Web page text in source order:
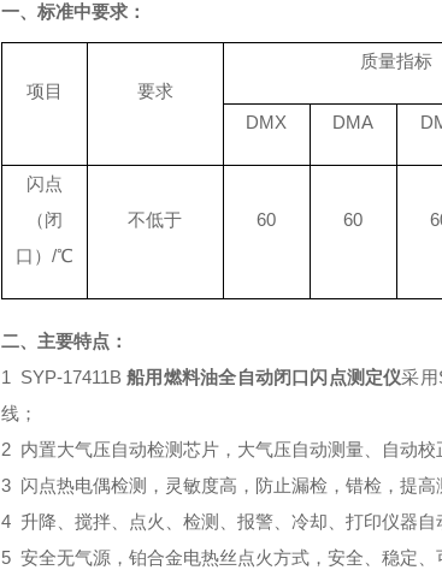
一、 标准中要求：
项目 要求
质量指标
DMX
DMA
闪点
（闭
口）/℃
不低于 60 60
二、 主要特点：
1 SYP-17411B船用燃料油全自动闭口闪点测定仪采用
线；
2 内置大气压自动检测芯片，大气压自动测量、自动校
3 闪点热电偶检测，灵敏度高，防止漏检，错检，提高
4 升降、搅拌、点火、检测、报警、冷却、打印仪器自
5 安全无气源，铂合金电热丝点火方式，安全、稳定、